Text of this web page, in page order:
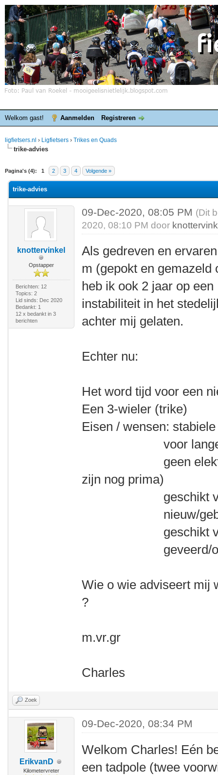
Welkom gast! Aanmelden Registreren
ligfietsers.nl › Ligfietsers › Trikes en Quads
trike-advies
Pagina's (4): 1 2 3 4 Volgende »
waardering is 0
trike-advies
knottervinkel
Opstapper
Berichten: 12
Topics: 2
Lid sinds: Dec 2020
Bedankt: 1
12 x bedankt in 3
berichten
09-Dec-2020, 08:05 PM (Dit
2020, 08:10 PM door
Als gedreven en
m (gepokt en gemazeld
heb ik ook 2 jaar op
instabiliteit in het
achter mij gelaten.
Echter nu:
Het word tijd voor een
Een 3-wieler (trike)
Eisen / wensen:
voor lange
geen elektrische
zijn nog prima)
geschikt voor
nieuw/gebruikt
geschikt voor
geveerd/
Wie o wie adviseert mij
?
m.vr.gr
Charles
Zoek
ErikvanD
Kilometervreter
09-Dec-2020, 08:34 PM
Welkom Charles! Eén
een tadpole (twee